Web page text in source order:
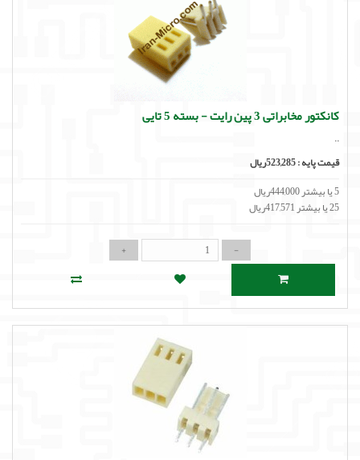
کانکتور مخابراتی 3 پین رایت - بسته 5 تایی
..
قیمت پایه :523,285ریال
5 یا بیشتر 444,000ریال
25 یا بیشتر 417,571ریال